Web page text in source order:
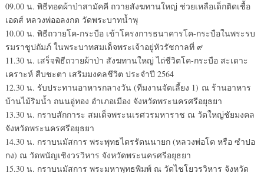
09.00 น. พิธีทอดผ้าป่าสามัคคี ถวายสังฆทานใหญ่ ช่วยเหลือเด็กติดเชื้อ
เอดส์ หลวงพ่ออลงกต วัดพระบาทน้ำพุ
10.00 น. พิธีถวายโค-กระบือ เข้าโครงการธนาคารโค-กระบือในพระรบ
รมราชูปถัมภ์ ในพระบาทสมเด็จพระเจ้าอยู่หัวรัชกาลที่ ๙
11.30 น. เสร็จพิธีถวายผ้าป่า สังฆทานใหญ่ ไถ่ชีวิตโค-กระบือ สะเดาะ
เคราะห์ สืบชะตา เสริมมงคลชีวิต ประจำปี 2564
12.30 น. รับประทานอาหารกลางวัน (ทีมงานจัดเลี้ยง 1) ณ ร้านอาหาร
บ้านไม้ริมน้ำ ถนนอู่ทอง อำเภอเมือง จังหวัดพระนครศรีอยุธยา
13.30 น. กราบสักการะ สมเด็จพระนเรศวรมหาราช ณ วัดใหญ่ชัยมงคล
จังหวัดพระนครศรีอยุธยา
14.30 น. กราบนมัสการ พระพุทธไตรรัตนนายก (หลวงพ่อโต หรือ ซำปอ
กง) ณ วัดพนัญเชิงวรวิหาร จังหวัดพระนครศรีอยุธยา
15.30 น. กราบนมัสการ พระมหาพุทธพิมพ์ ณ วัดไชโยวรวิหาร จังหวัด